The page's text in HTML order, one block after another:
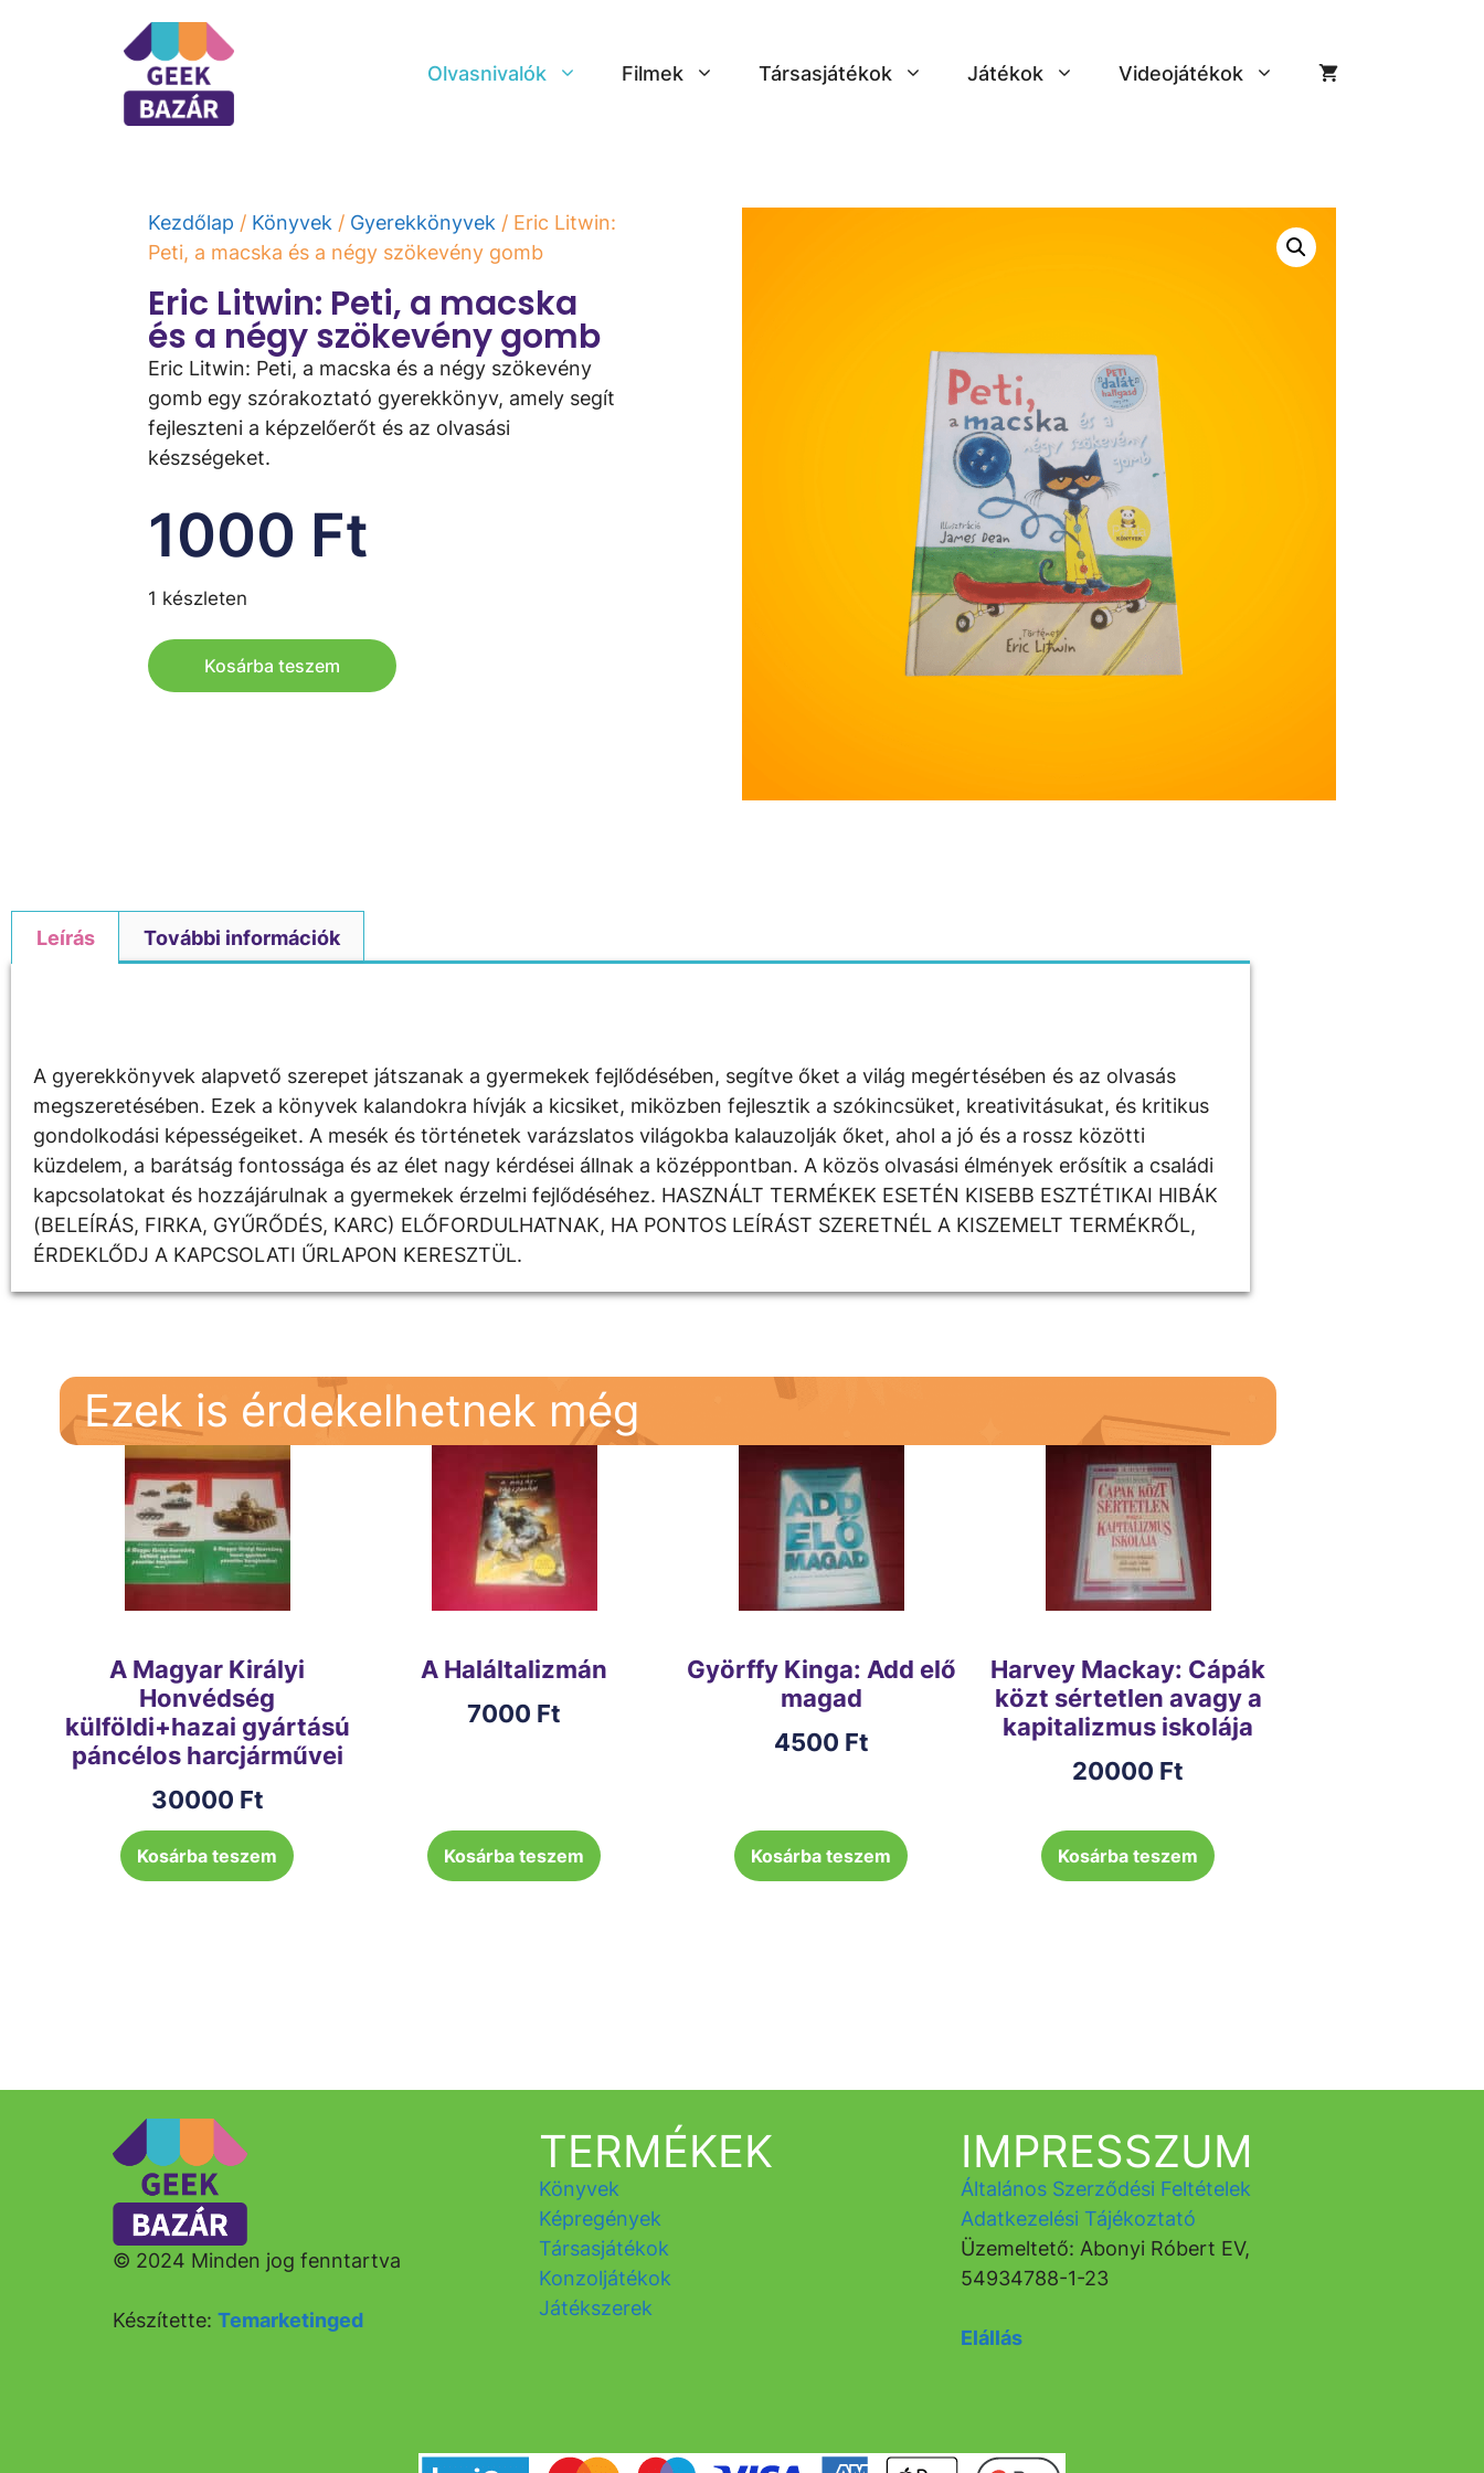
Olvasnivalók Filmek Társasjátékok Játékok Videojátékok
Kezdőlap / Könyvek / Gyerekkönyvek / Eric Litwin:
Peti, ​a macska és a négy szökevény gomb
Eric Litwin: Peti, ​a macska
és a négy szökevény gomb
Eric Litwin: Peti, ​a macska és a négy szökevény
gomb egy szórakoztató gyerekkönyv, amely segít
fejleszteni a képzelőerőt és az olvasási
készségeket.
1000 Ft
1 készleten
Kosárba teszem
Leírás További információk
A gyerekkönyvek alapvető szerepet játszanak a gyermekek fejlődésében, segítve őket a világ megértésében és az olvasás
megszeretésében. Ezek a könyvek kalandokra hívják a kicsiket, miközben fejlesztik a szókincsüket, kreativitásukat, és kritikus
gondolkodási képességeiket. A mesék és történetek varázslatos világokba kalauzolják őket, ahol a jó és a rossz közötti
küzdelem, a barátság fontossága és az élet nagy kérdései állnak a középpontban. A közös olvasási élmények erősítik a családi
kapcsolatokat és hozzájárulnak a gyermekek érzelmi fejlődéséhez. HASZNÁLT TERMÉKEK ESETÉN KISEBB ESZTÉTIKAI HIBÁK
(BELEÍRÁS, FIRKA, GYŰRŐDÉS, KARC) ELŐFORDULHATNAK, HA PONTOS LEÍRÁST SZERETNÉL A KISZEMELT TERMÉKRŐL,
ÉRDEKLŐDJ A KAPCSOLATI ŰRLAPON KERESZTÜL.
Ezek is érdekelhetnek még
A Magyar Királyi
Honvédség
külföldi+hazai gyártású
páncélos harcjárművei
30000 Ft
Kosárba teszem
A Haláltalizmán
7000 Ft
Kosárba teszem
Györffy Kinga: Add elő
magad
4500 Ft
Kosárba teszem
Harvey Mackay: Cápák
közt sértetlen avagy a
kapitalizmus iskolája
20000 Ft
Kosárba teszem
© 2024 Minden jog fenntartva
Készítette: Temarketinged
TERMÉKEK
Könyvek
Képregények
Társasjátékok
Konzoljátékok
Játékszerek
IMPRESSZUM
Általános Szerződési Feltételek
Adatkezelési Tájékoztató
Üzemeltető: Abonyi Róbert EV,
54934788-1-23
Elállás